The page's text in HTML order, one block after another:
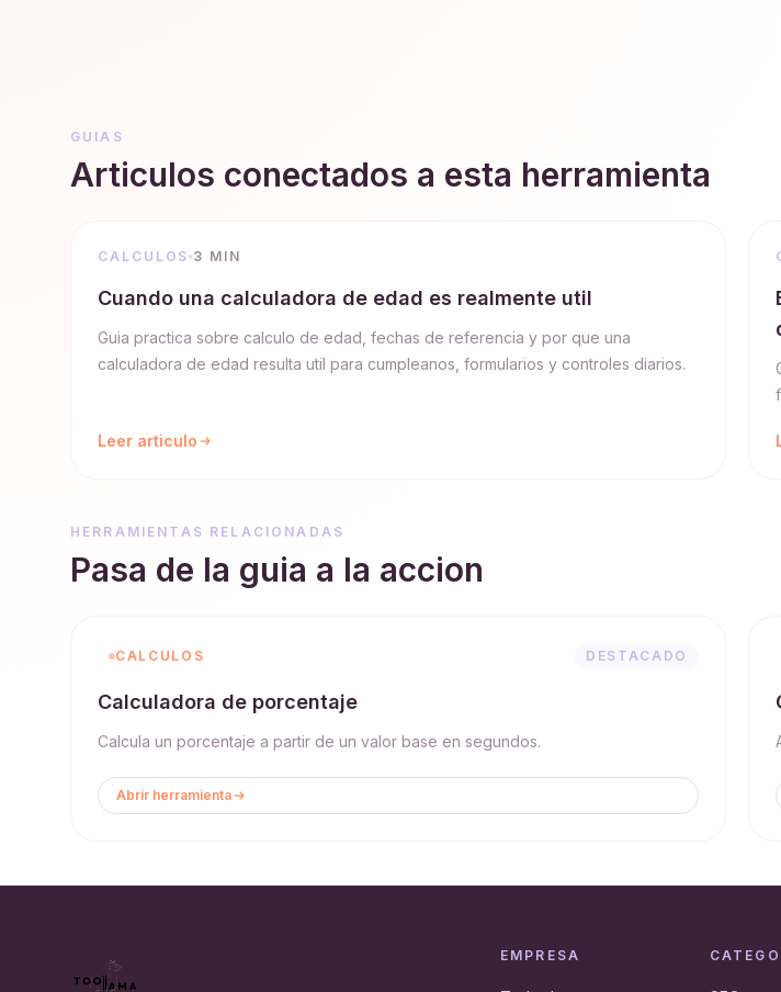
GUIAS
Articulos conectados a esta herramienta
CALCULOS 3 MIN
Cuando una calculadora de edad es realmente util
Guia practica sobre calculo de edad, fechas de referencia y por que una
calculadora de edad resulta util para cumpleanos, formularios y controles diarios.
Leer articulo
HERRAMIENTAS RELACIONADAS
Pasa de la guia a la accion
CALCULOS DESTACADO
Calculadora de porcentaje
Calcula un porcentaje a partir de un valor base en segundos.
Abrir herramienta
EMPRESA